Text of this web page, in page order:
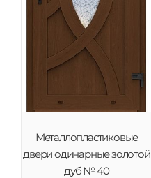
Металлопластиковые
двери одинарные золотой
дуб № 40